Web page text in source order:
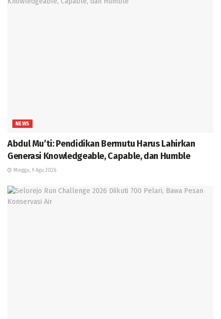
NEWS
Abdul Mu’ti: Pendidikan Bermutu Harus Lahirkan
Generasi Knowledgeable, Capable, dan Humble
Minggu, 9 Agu 2026